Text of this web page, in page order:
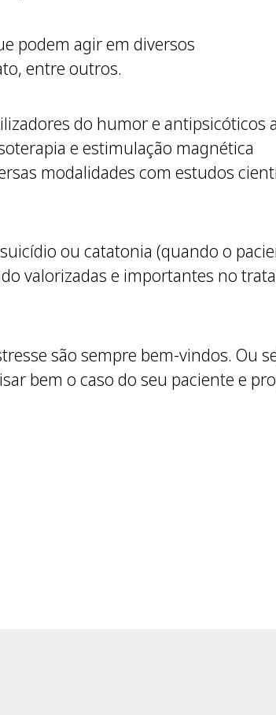
podem agir em diversos
entre outros.
do humor e antipsicóticos
e estimulação magnética
modalidades com estudos
ou catatonia (quando o
valorizadas e importantes no
são sempre bem-vindos. Ou
bem o caso do seu paciente e